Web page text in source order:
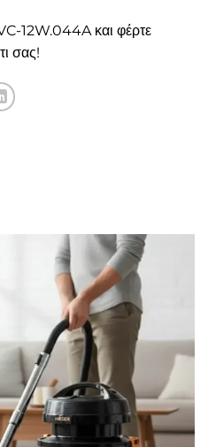
12W.044A και φέρτε
σας!